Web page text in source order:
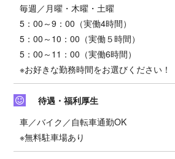
毎週／月曜・木曜・土曜
5：00～9：00（実働4時間）
5：00～10：00（実働５時間）
5：00～11：00（実働6時間）
※お好きな勤務時間をお選びください！
待遇・福利厚生
車／バイク／自転車通勤OK
※無料駐車場あり